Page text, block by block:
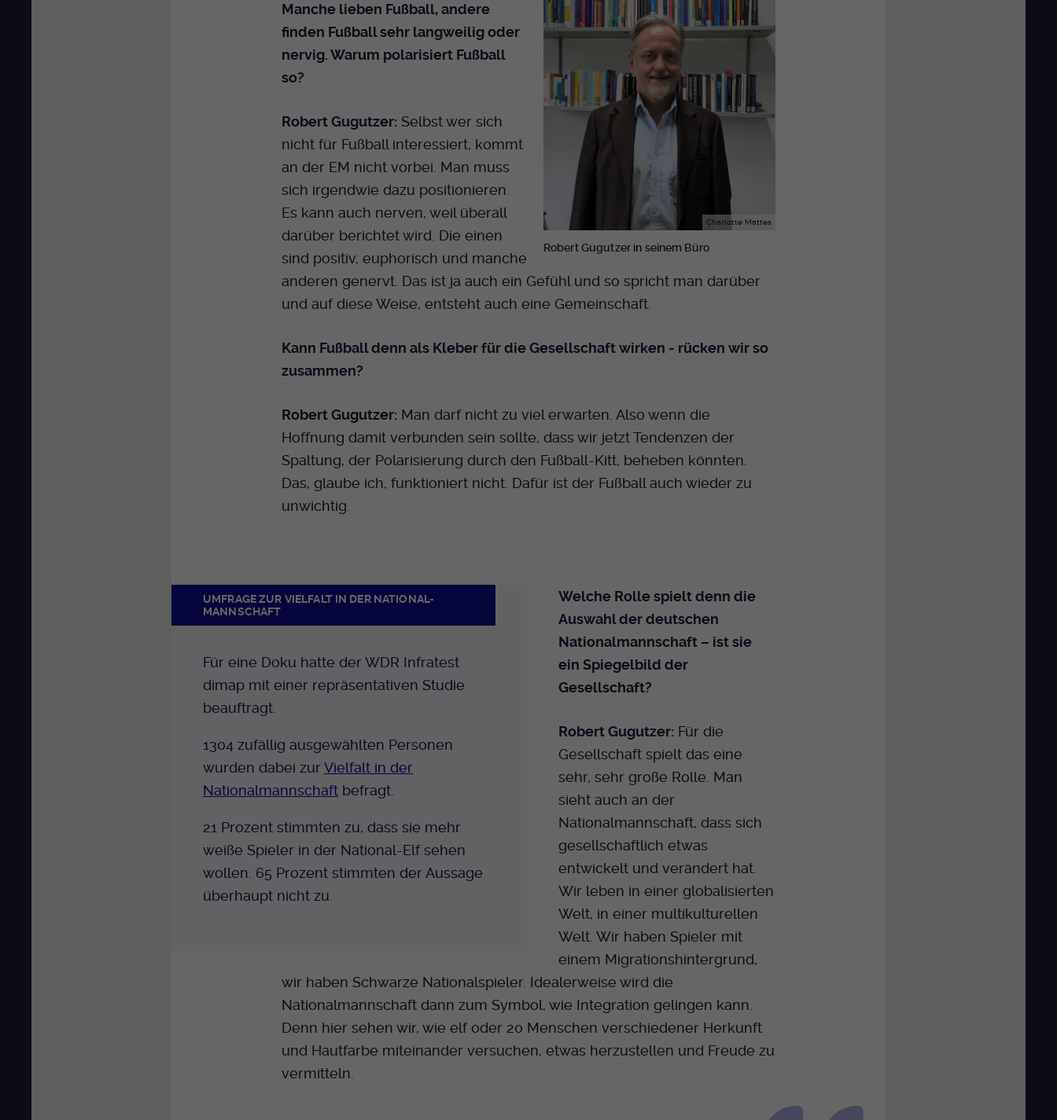
Charlotte Mattes
Robert Gugutzer in seinem Büro
Manche lieben Fußball, andere
finden Fußball sehr langweilig oder
nervig. Warum polarisiert Fußball
so?
Robert Gugutzer: Selbst wer sich
nicht für Fußball interessiert, kommt
an der EM nicht vorbei. Man muss
sich irgendwie dazu positionieren.
Es kann auch nerven, weil überall
darüber berichtet wird. Die einen
sind positiv, euphorisch und manche
anderen genervt. Das ist ja auch ein Gefühl und so spricht man darüber
und auf diese Weise, entsteht auch eine Gemeinschaft.
Kann Fußball denn als Kleber für die Gesellschaft wirken - rücken wir so
zusammen?
Robert Gugutzer: Man darf nicht zu viel erwarten. Also wenn die
Hoffnung damit verbunden sein sollte, dass wir jetzt Tendenzen der
Spaltung, der Polarisierung durch den Fußball-Kitt, beheben könnten.
Das, glaube ich, funktioniert nicht. Dafür ist der Fußball auch wieder zu
unwichtig.
UMFRAGE ZUR VIELFALT IN DER NATIONAL-
MANNSCHAFT
Für eine Doku hatte der WDR Infratest
dimap mit einer repräsentativen Studie
beauftragt.
1304 zufällig ausgewählten Personen
wurden dabei zur Vielfalt in der
Nationalmannschaftbefragt.
21 Prozent stimmten zu, dass sie mehr
weiße Spieler in der National-Elf sehen
wollen. 65 Prozent stimmten der Aussage
überhaupt nicht zu.
Welche Rolle spielt denn die
Auswahl der deutschen
Nationalmannschaft – ist sie
ein Spiegelbild der
Gesellschaft?
Robert Gugutzer: Für die
Gesellschaft spielt das eine
sehr, sehr große Rolle. Man
sieht auch an der
Nationalmannschaft, dass sich
gesellschaftlich etwas
entwickelt und verändert hat.
Wir leben in einer globalisierten
Welt, in einer multikulturellen
Welt. Wir haben Spieler mit
einem Migrationshintergrund,
wir haben Schwarze Nationalspieler. Idealerweise wird die
Nationalmannschaft dann zum Symbol, wie Integration gelingen kann.
Denn hier sehen wir, wie elf oder 20 Menschen verschiedener Herkunft
und Hautfarbe miteinander versuchen, etwas herzustellen und Freude zu
vermitteln.